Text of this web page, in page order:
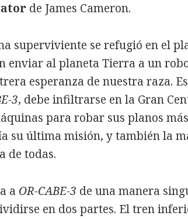
de James Cameron.
superviviente se refugió en el
enviar al planeta Tierra a un
esperanza de nuestra raza.
3, debe infiltrarse en la Gran
para robar sus planos
su última misión, y también la
de todas.
a OR-CABE-3 de una manera
en dos partes. El tren